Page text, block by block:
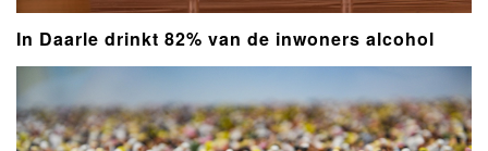
In Daarle drinkt 82% van de inwoners alcohol